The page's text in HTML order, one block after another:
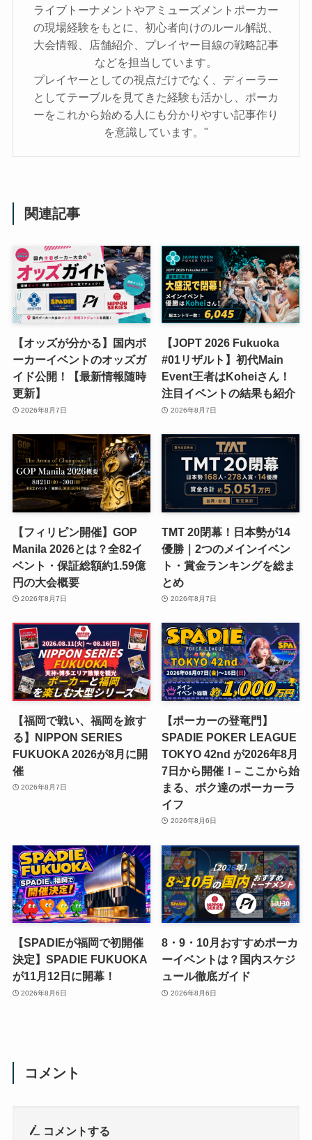
ライブトーナメントやアミューズメントポーカー
の現場経験をもとに、初心者向けのルール解説、
大会情報、店舗紹介、プレイヤー目線の戦略記事
などを担当しています。
プレイヤーとしての視点だけでなく、ディーラー
としてテーブルを見てきた経験も活かし、ポーカ
ーをこれから始める人にも分かりやすい記事作り
を意識しています。"
関連記事
【オッズが分かる】国内ポ
ーカーイベントのオッズガ
イド公開！【最新情報随時
更新】
2026年8月7日
【JOPT 2026 Fukuoka
#01リザルト】初代Main
Event王者はKoheiさん！
注目イベントの結果も紹介
2026年8月7日
【フィリピン開催】GOP
Manila 2026とは？全82イ
ベント・保証総額約1.59億
円の大会概要
2026年8月7日
TMT 20閉幕！日本勢が14
優勝｜2つのメインイベン
ト・賞金ランキングを総ま
とめ
2026年8月7日
【福岡で戦い、福岡を旅す
る】NIPPON SERIES
FUKUOKA 2026が8月に開
催
2026年8月7日
【ポーカーの登竜門】
SPADIE POKER LEAGUE
TOKYO 42nd が2026年8月
7日から開催！– ここから始
まる、ボク達のポーカーラ
イフ
2026年8月6日
【SPADIEが福岡で初開催
決定】SPADIE FUKUOKA
が11月12日に開幕！
2026年8月6日
8・9・10月おすすめポーカ
ーイベントは？国内スケジ
ュール徹底ガイド
2026年8月6日
コメント
コメントする